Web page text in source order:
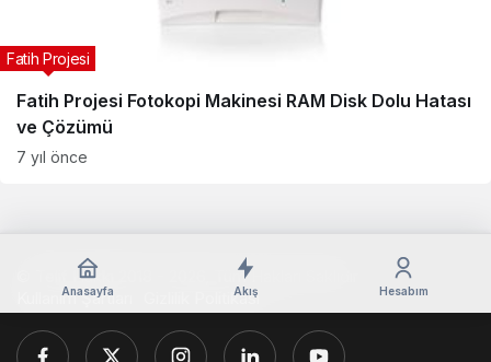
Fatih Projesi Fotokopi Makinesi RAM Disk Dolu Hatası
ve Çözümü
Fatih Projesi
7 yıl önce
Anasayfa Akış Hesabım
© Telif Hakkı 2018 - 2026, Tüm Hakları Saklıdır
Kullanım Şartları
Gizlilik Politikası